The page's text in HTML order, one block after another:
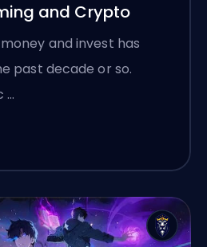
and Crypto
and invest has
past decade or so.
…